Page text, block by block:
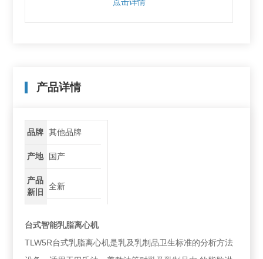
产品详情
品牌 其他品牌
产地 国产
产品
新旧
全新
台式智能乳脂离心机
TLW5R台式乳脂离心机是乳及乳制品卫生标准的分析方法